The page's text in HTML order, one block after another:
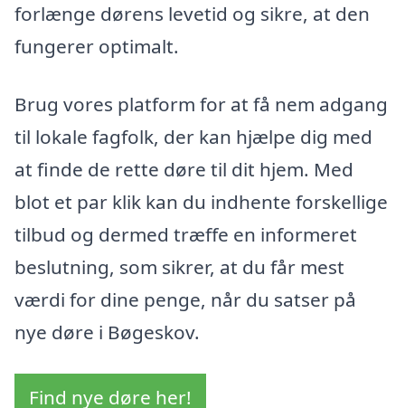
forlænge dørens levetid og sikre, at den
fungerer optimalt.
Brug vores platform for at få nem adgang
til lokale fagfolk, der kan hjælpe dig med
at finde de rette døre til dit hjem. Med
blot et par klik kan du indhente forskellige
tilbud og dermed træffe en informeret
beslutning, som sikrer, at du får mest
værdi for dine penge, når du satser på
nye døre i Bøgeskov.
Find nye døre her!